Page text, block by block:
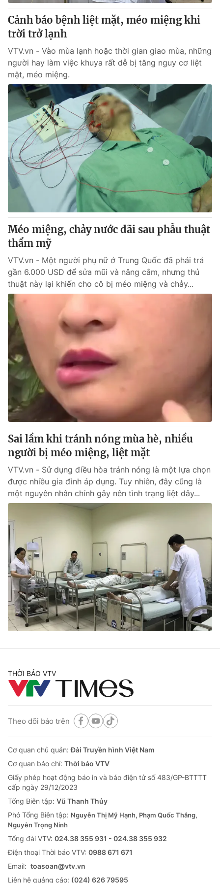
® Cấm sao chép dưới mọi hình thức nếu không có sự chấp
thuận bằng văn bản. Ghi rõ nguồn VTV.vn khi phát hành lại
thông tin từ website này.
Cảnh báo bệnh liệt mặt, méo miệng khi
trời trở lạnh
VTV.vn - Vào mùa lạnh hoặc thời gian giao mùa, những
người hay làm việc khuya rất dễ bị tăng nguy cơ liệt
mặt, méo miệng.
Méo miệng, chảy nước dãi sau phẫu thuật
thẩm mỹ
VTV.vn - Một người phụ nữ ở Trung Quốc đã phải trả
gần 6.000 USD để sửa mũi và nâng cắm, nhưng thủ
thuật này lại khiến cho cô bị méo miệng và chảy...
Sai lầm khi tránh nóng mùa hè, nhiều
người bị méo miệng, liệt mặt
VTV.vn - Sử dụng điều hòa tránh nóng là một lựa chọn
được nhiều gia đình áp dụng. Tuy nhiên, đây cũng là
một nguyên nhân chính gây nên tình trạng liệt dây...
THỜI BÁO VTV
Theo dõi báo trên
Cơ quan chủ quản:Đài Truyền hình Việt Nam
Cơ quan báo chí: Thời báo VTV
Giấy phép hoạt động báo in và báo điện tử số 483/GP-BTTTT
cấp ngày 29/12/2023
Tổng Biên tập: Vũ Thanh Thủy
Phó Tổng Biên tập: Nguyễn Thị Mỹ Hạnh, Phạm Quốc Thắng,
Nguyễn Trọng Ninh
Tổng đài VTV: 024.38 355 931 - 024.38 355 932
Ðiện thoại Thời báo VTV: 0988 671 671
Email: toasoan@vtv.vn
Liên hệ quảng cáo: (024) 626 79595